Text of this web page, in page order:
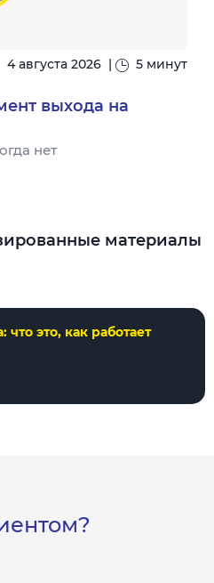
4 августа 2026 | 5 минут
выхода на
нет
материалы
что это, как работает